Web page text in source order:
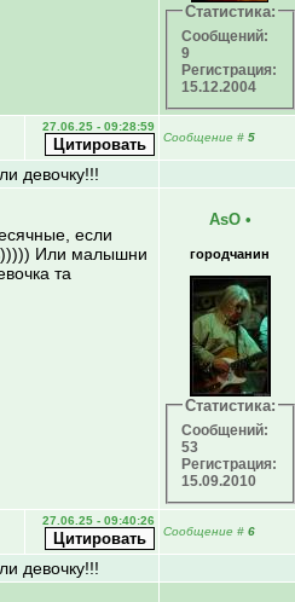
Статистика:
Сообщений:
9
Регистрация:
15.12.2004
27.06.25 - 09:28:59
Сообщение # 5
девочку!!!
если
Или малышни
та
AsO •
городчанин
Статистика:
Сообщений:
53
Регистрация:
15.09.2010
27.06.25 - 09:40:26
Сообщение # 6
девочку!!!